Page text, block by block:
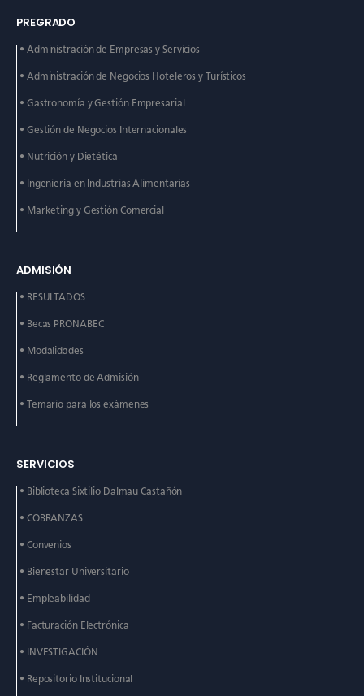
PREGRADO
• Administración de Empresas y Servicios
• Administración de Negocios Hoteleros y Turísticos
• Gastronomía y Gestión Empresarial
• Gestión de Negocios Internacionales
• Nutrición y Dietética
• Ingeniería en IndustriasAlimentarias
• Marketing y Gestión Comercial
ADMISIÓN
• RESULTADOS
• Becas PRONABEC
• Modalidades
• Reglamento de Admisión
• Temario para los exámenes
SERVICIOS
• Biblioteca Sixtilio DalmauCastañón
• COBRANZAS
• Convenios
• Bienestar Universitario
• Empleabilidad
• Facturación Electrónica
• INVESTIGACIÓN
• Repositorio Institucional